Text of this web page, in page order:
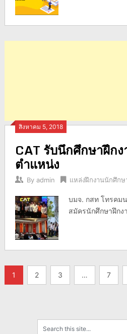
สิงหาคม 5, 2018
CAT รับนึกศึกษาฝึก
ตำแหน่ง
By admin แหล่งฝึกงานนักศึกษ
บมจ. กสท โทรคม
สมัครนักศึกษาฝึก
แนะแนว
เรื่อง
1 2 3 … 7